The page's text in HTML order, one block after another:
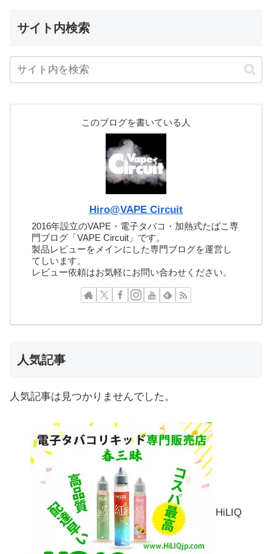
サイト内検索
このブログを書いている人
Hiro@VAPE Circuit
2016年設立のVAPE・電子タバコ・加熱式たばこ専
門ブログ「VAPE Circuit」です。
製品レビューをメインにした専門ブログを運営し
てしいます。
レビュー依頼はお気軽にお問い合わせください。
人気記事
人気記事は見つかりませんでした。
HiLIQ